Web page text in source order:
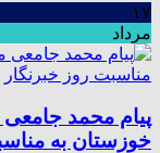
۱۷
مرداد
پیام محمد
خوزستان به